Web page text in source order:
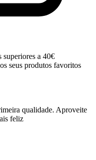
superiores a 40€
seus produtos favoritos
qualidade. Aproveite
feliz